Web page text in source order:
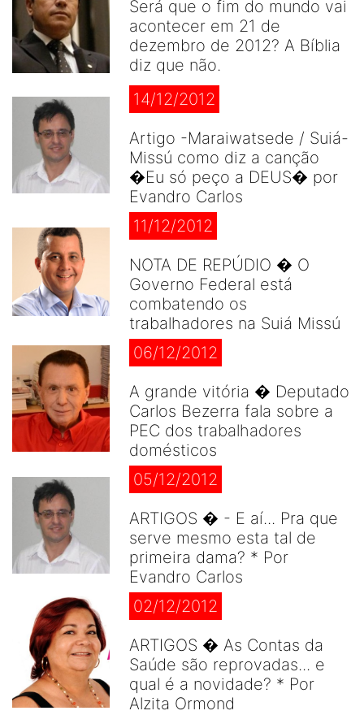
Será que o fim do mundo vai
acontecer em 21 de
dezembro de 2012? A Bíblia
diz que não.
14/12/2012
Artigo -Maraiwatsede / Suiá-
Missú como diz a canção
�Eu só peço a DEUS� por
Evandro Carlos
11/12/2012
NOTA DE REPÚDIO � O
Governo Federal está
combatendo os
trabalhadores na Suiá Missú
06/12/2012
A grande vitória � Deputado
Carlos Bezerra fala sobre a
PEC dos trabalhadores
domésticos
05/12/2012
ARTIGOS � - E aí... Pra que
serve mesmo esta tal de
primeira dama? * Por
Evandro Carlos
02/12/2012
ARTIGOS � As Contas da
Saúde são reprovadas... e
qual é a novidade? * Por
Alzita Ormond